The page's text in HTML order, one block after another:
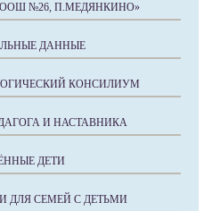
№26, П.МЕДЯНКИНО»
ДАННЫЕ
КОНСИЛИУМ
И НАСТАВНИКА
ДЕТИ
ДЛЯ СЕМЕЙ С ДЕТЬМИ